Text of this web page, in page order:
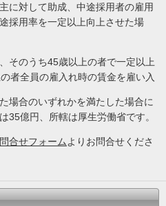
に対して助成、中途採用者の雇用
採用率を一定以上向上させた場
そのうち45歳以上の者で一定以上
者全員の雇入れ時の賃金を雇い入
場合のいずれかを満たした場合に
35億円、所轄は厚生労働省です。
合せフォーム よりお問合せくださ